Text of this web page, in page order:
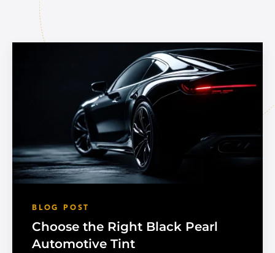
BLOG POST
Choose the Right Black Pearl
Automotive Tint